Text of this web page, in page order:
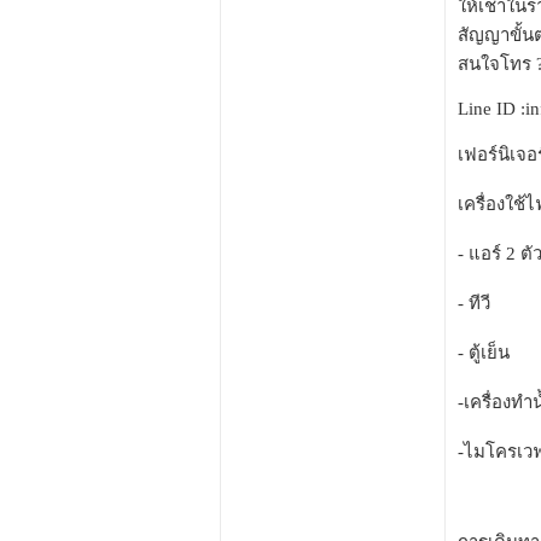
ให้เช่าใน
สัญญาขั้นต่
สนใจโทร
Line ID
เฟอร์นิเจ
เครื่องใช้
- แอร์ 2 ตัว
- ทีวี
- ตู้เย็น
-เครื่องทำ
-ไมโครเว